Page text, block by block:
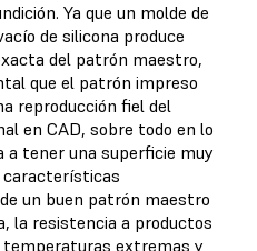
Ya que un molde de
de silicona produce
del patrón maestro,
que el patrón impreso
reproducción fiel del
en CAD, sobre todo en lo
a tener una superficie muy
características
un buen patrón maestro
la resistencia a productos
temperaturas extremas y